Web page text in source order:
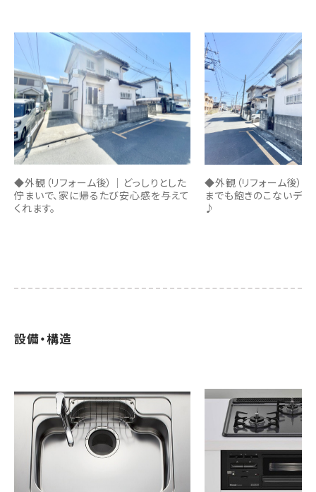
◆外観（リフォーム後）｜どっしりとした
佇まいで、家に帰るたび安心感を与えて
くれます。
◆外観（リフォーム後）
までも飽きのこないデ
♪
設備・構造